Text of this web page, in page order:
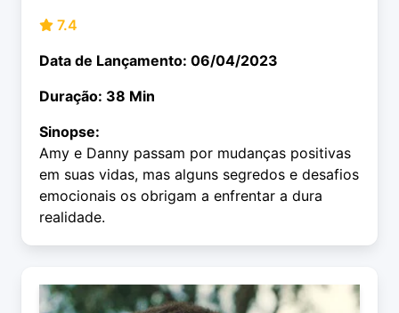
7.4
Data de Lançamento: 06/04/2023
Duração: 38 Min
Sinopse:
Amy e Danny passam por mudanças positivas
em suas vidas, mas alguns segredos e desafios
emocionais os obrigam a enfrentar a dura
realidade.